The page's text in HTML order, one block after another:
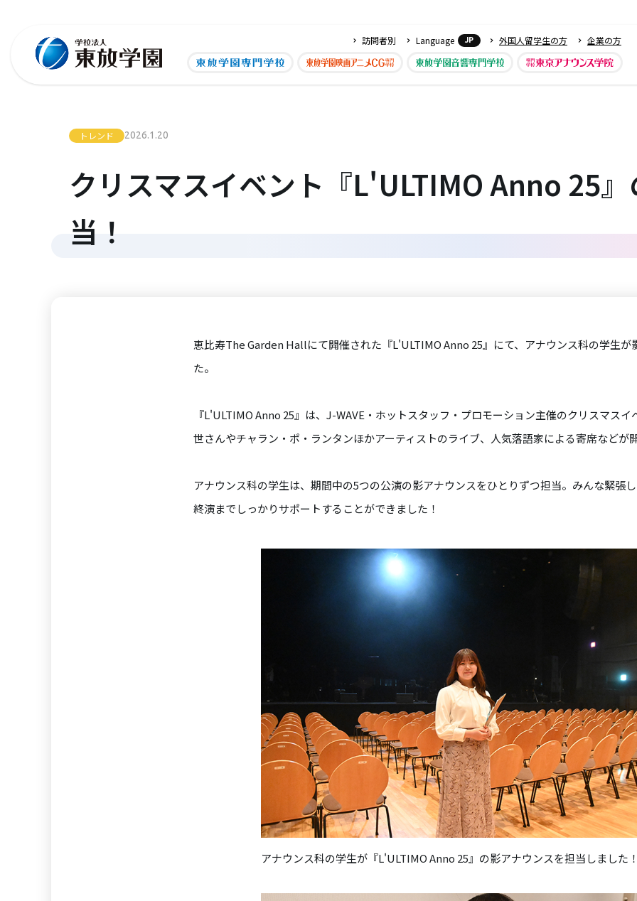
訪問者別 Language JP 外国人留学生の方 企業の方
トレンド 2026.1.20
クリスマスイベント『L'ULTIMO Anno 25
当！
恵比寿The Garden Hallにて開催された『L'ULTIMO Anno 25』にて、アナウンス科の学生が
た。
『L'ULTIMO Anno 25』は、J-WAVE・ホットスタッフ・プロモーション主催のクリスマス
世さんやチャラン・ポ・ランタンほかアーティストのライブ、人気落語家による寄席などが
アナウンス科の学生は、期間中の5つの公演の影アナウンスをひとりずつ担当。みんな緊張
終演までしっかりサポートすることができました！
アナウンス科の学生が『L'ULTIMO Anno 25』の影アナウンスを担当しました